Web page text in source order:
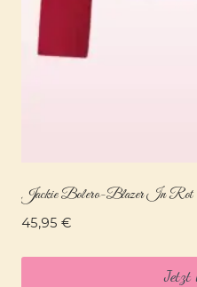
Jackie Bolero-Blazer In Rot
45,95 €
Jetzt